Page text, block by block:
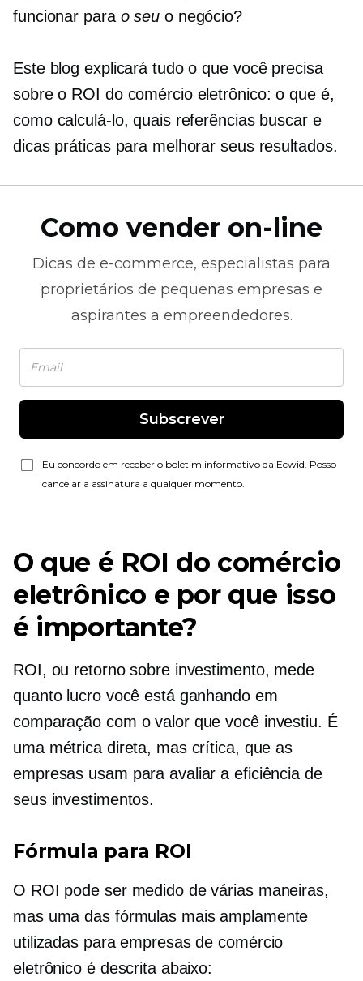
funcionar para o seu o negócio?
Este blog explicará tudo o que você precisa
sobre o ROI do comércio eletrônico: o que é,
como calculá-lo, quais referências buscar e
dicas práticas para melhorar seus resultados.
Como vender on-line
Dicas de e-commerce, especialistas para
proprietários de pequenas empresas e
aspirantes a empreendedores.
Subscrever
Eu concordo em receber o boletim informativo da Ecwid. Posso
cancelar a assinatura a qualquer momento.
O que é ROI do comércio
eletrônico e por que isso
é importante?
ROI, ou retorno sobre investimento, mede
quanto lucro você está ganhando em
comparação com o valor que você investiu. É
uma métrica direta, mas crítica, que as
empresas usam para avaliar a eficiência de
seus investimentos.
Fórmula para ROI
O ROI pode ser medido de várias maneiras,
mas uma das fórmulas mais amplamente
utilizadas para empresas de comércio
eletrônico é descrita abaixo: